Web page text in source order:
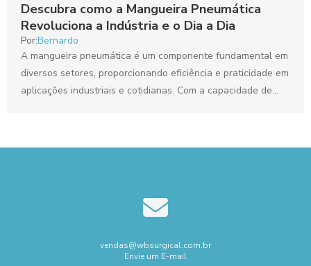
Descubra como a Mangueira Pneumática
Revoluciona a Indústria e o Dia a Dia
Por:Bernardo
A mangueira pneumática é um componente fundamental em
diversos setores, proporcionando eficiência e praticidade em
aplicações industriais e cotidianas. Com a capacidade de
vendas@wbsurgical.com.br
Envie um E-mail